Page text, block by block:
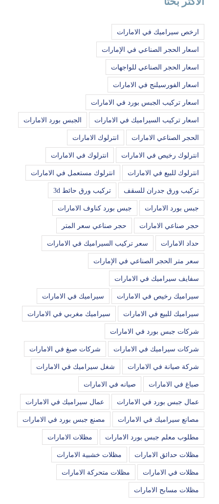
ارخص سيراميك في الامارات
اسعار الحجر الصناعي في الإمارات
اسعار الحجر الصناعي للواجهات
اسعار الفورسيلنج في الامارات
اسعار تركيب الجبس بورد في الامارات
اسعار تركيب السيراميك في الامارات الجبس بورد الامارات
الحجر الصناعي الامارات انترلوك الامارات
انترلوك رخيص في الامارات انترلوك في الامارات
انترلوك للبيع في الامارات انترلوك مستعمل في الامارات
تركيب ورق جدران للسقف تركيب ورق حائط 3d
جبس بورد الامارات جبس بورد كناوف الامارات
حجر صناعي الامارات حجر صناعي سعر المتر
حداد الامارات سعر تركيب السيراميك في الامارات
سعر متر الحجر الصناعي في الإمارات
سفايف سيراميك في الامارات
سيراميك رخيص في الامارات سيراميك في الامارات
سيراميك للبيع في الامارات سيراميك مغربي في الامارات
شركات جبس بورد في الامارات
شركات سيراميك في الامارات شركات صبغ في الامارات
شركة صيانة في الامارات شغل سيراميك في الامارات
صباغ في الامارات صيانه في الامارات
عمال جبس بورد في الامارات عمال سيراميك في الامارات
مصانع سيراميك في الامارات مصنع جبس بورد في الامارات
مطلوب معلم جبس بورد الامارات مظلات الامارات
مظلات حدائق الامارات مظلات خشبية الامارات
مظلات في الامارات مظلات متحركة الامارات
مظلات مسابح الامارات